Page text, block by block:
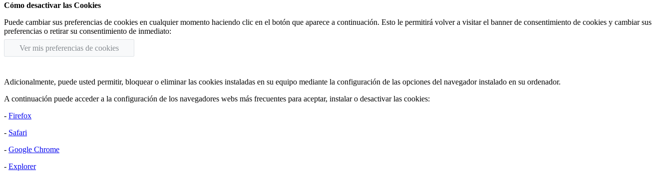
Cómo desactivar las Cookies
Puede cambiar sus preferencias de cookies en cualquier momento haciendo clic en el botón que aparece a continuación. Esto le permitirá volver a visitar el banner de consentimiento de cookies y cambiar sus
preferencias o retirar su consentimiento de inmediato:
Ver mis preferencias de cookies
Adicionalmente, puede usted permitir, bloquear o eliminar las cookies instaladas en su equipo mediante la configuración de las opciones del navegador instalado en su ordenador.
A continuación puede acceder a la configuración de los navegadores webs más frecuentes para aceptar, instalar o desactivar las cookies:
- Firefox
- Safari
- Google Chrome
- Explorer